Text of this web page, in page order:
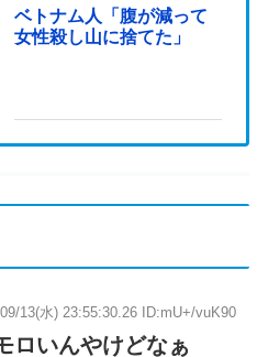
ベトナム人「腹が減って
女性殺し山に捨てた」
13(水) 23:55:30.26 ID:mU+/vuK90
ロいんやけどなぁ